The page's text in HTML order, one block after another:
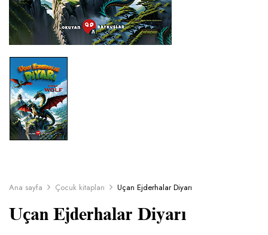
Ana sayfa Çocuk kitapları Uçan Ejderhalar Diyarı
Uçan Ejderhalar Diyarı